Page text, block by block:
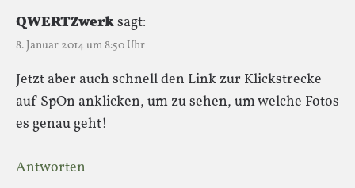
QWERTZwerksagt:
8. Januar 2014 um 8:50 Uhr
Jetzt aber auch schnell den Link zur Klickstrecke
auf SpOn anklicken, um zu sehen, um welche Fotos
es genau geht!
Antworten